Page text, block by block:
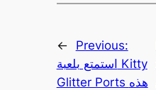
←
Previous:
استمتع بلعبة Kitty
Glitter Ports هذه